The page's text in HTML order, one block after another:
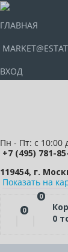
ГЛАВНАЯ
ВХОД
Пн - Пт: с 10:00
+7 (495) 781-
119454, г.
Показать на
0
0
0